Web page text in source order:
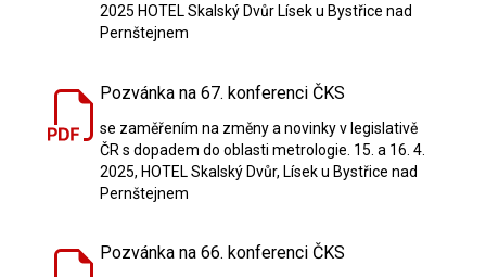
2025 HOTEL Skalský Dvůr Lísek u Bystřice nad
Pernštejnem
Pozvánka na 67. konferenci ČKS
se zaměřením na změny a novinky v legislativě
ČR s dopadem do oblasti metrologie. 15. a 16. 4.
2025, HOTEL Skalský Dvůr, Lísek u Bystřice nad
Pernštejnem
Pozvánka na 66. konferenci ČKS